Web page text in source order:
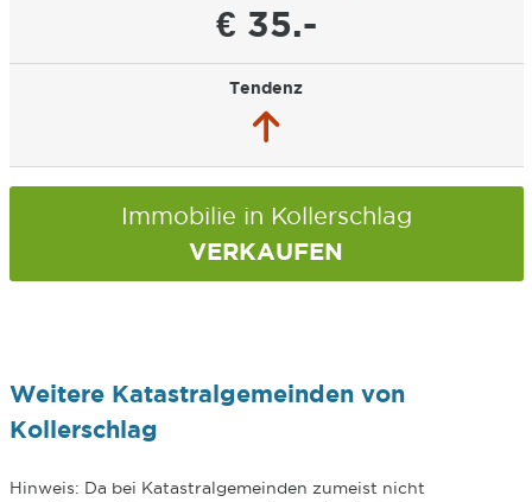
€ 35.-
Tendenz
Immobilie in Kollerschlag
VERKAUFEN
Weitere Katastralgemeinden von
Kollerschlag
Hinweis: Da bei Katastralgemeinden zumeist nicht